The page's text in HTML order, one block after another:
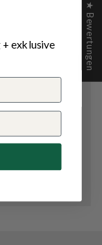
★ Bewertungen
+ exklusive